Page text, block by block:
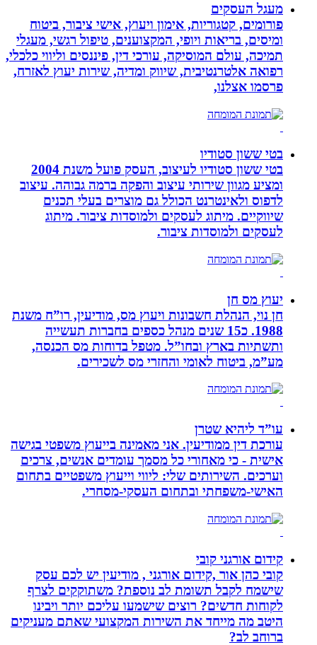
מעגל העסקים
פורומים, קטגוריות, אימון ויעוץ, אישי ציבור, ביטוח
ומיסים, בריאות ויופי, המקצוענים, טיפול רגשי, מעגלי
תמיכה, עולם המוסיקה, עורכי דין, פיננסים וליווי כלכלי,
רפואה אלטרנטיבית, שיווק ומדיה, שירות יעוץ לאזרח,
פרסמו אצלנו,
בטי ששון סטודיו
בטי ששון סטודיו לעיצוב, העסק פועל משנת 2004
ומציע מגוון שירותי עיצוב והפקה ברמה גבוהה. עיצוב
לדפוס ולאינטרנט הכולל גם מוצרים בעלי תכנים
שיווקיים. מיתוג לעסקים ולמוסדות ציבור. מיתוג
לעסקים ולמוסדות ציבור.
יעוץ מס חן
חן נוי, הנהלת חשבונות ויעוץ מס, מודיעין, רו”ח משנת
1988. כ15 שנים מנהל כספים בחברות תעשייה
ותשתיות בארץ ובחו”ל. מטפל בדוחות מס הכנסה,
מע”מ, ביטוח לאומי והחזרי מס לשכירים.
עו”ד ליהיא שטרן
עורכת דין ממודיעין. אני מאמינה בייעוץ משפטי בגישה
אישית - כי מאחורי כל מסמך עומדים אנשים, צרכים
וערכים. השירותים שלי: ליווי וייעוץ משפטיים בתחום
האישי-משפחתי ובתחום העסקי-מסחרי.
קידום אורגני קובי
קובי כהן אור ,קידום אורגני , מודיעין יש לכם עסק
שישמח לקבל תשומת לב נוספת? משתוקקים לצרף
לקוחות חדשים? רוצים שישמעו עליכם יותר ויבינו
היטב מה מייחד את השירות המקצועי שאתם מעניקים
ברוחב לב?